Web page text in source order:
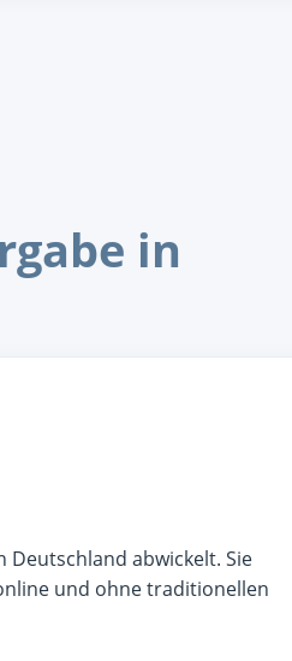
in
abwickelt. Sie
und ohne traditionellen